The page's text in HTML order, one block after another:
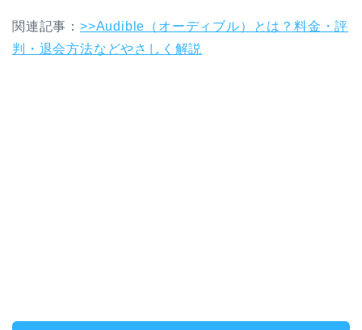
関連記事： >>Audible（オーディブル）とは？料金・評
判・退会方法などやさしく解説